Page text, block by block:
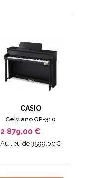
CASIO
Celviano GP-310
2 879,00 €
Au lieu de 3599.00€